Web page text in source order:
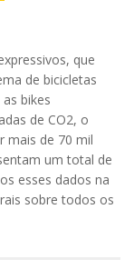
que
de bicicletas
bikes
de CO2, o
mais de 70 mil
um total de
esses dados na
sobre todos os